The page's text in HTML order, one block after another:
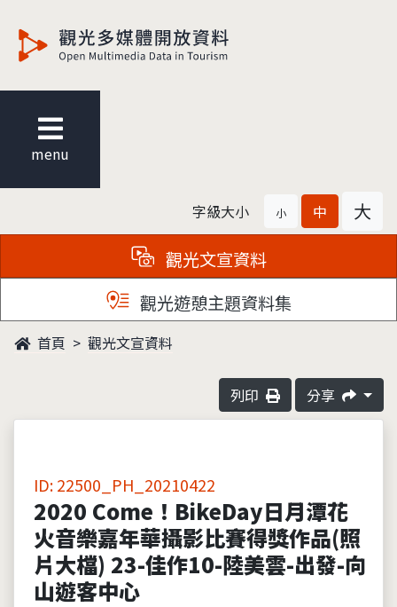
menu
字級大小 小 中 大
觀光文宣資料
觀光遊憩主題資料集
首頁 觀光文宣資料
列印 分享
ID: 22500_PH_20210422
2020 Come！BikeDay日月潭花
火音樂嘉年華攝影比賽得獎作品(照
片大檔) 23-佳作10-陸美雲-出發-向
山遊客中心